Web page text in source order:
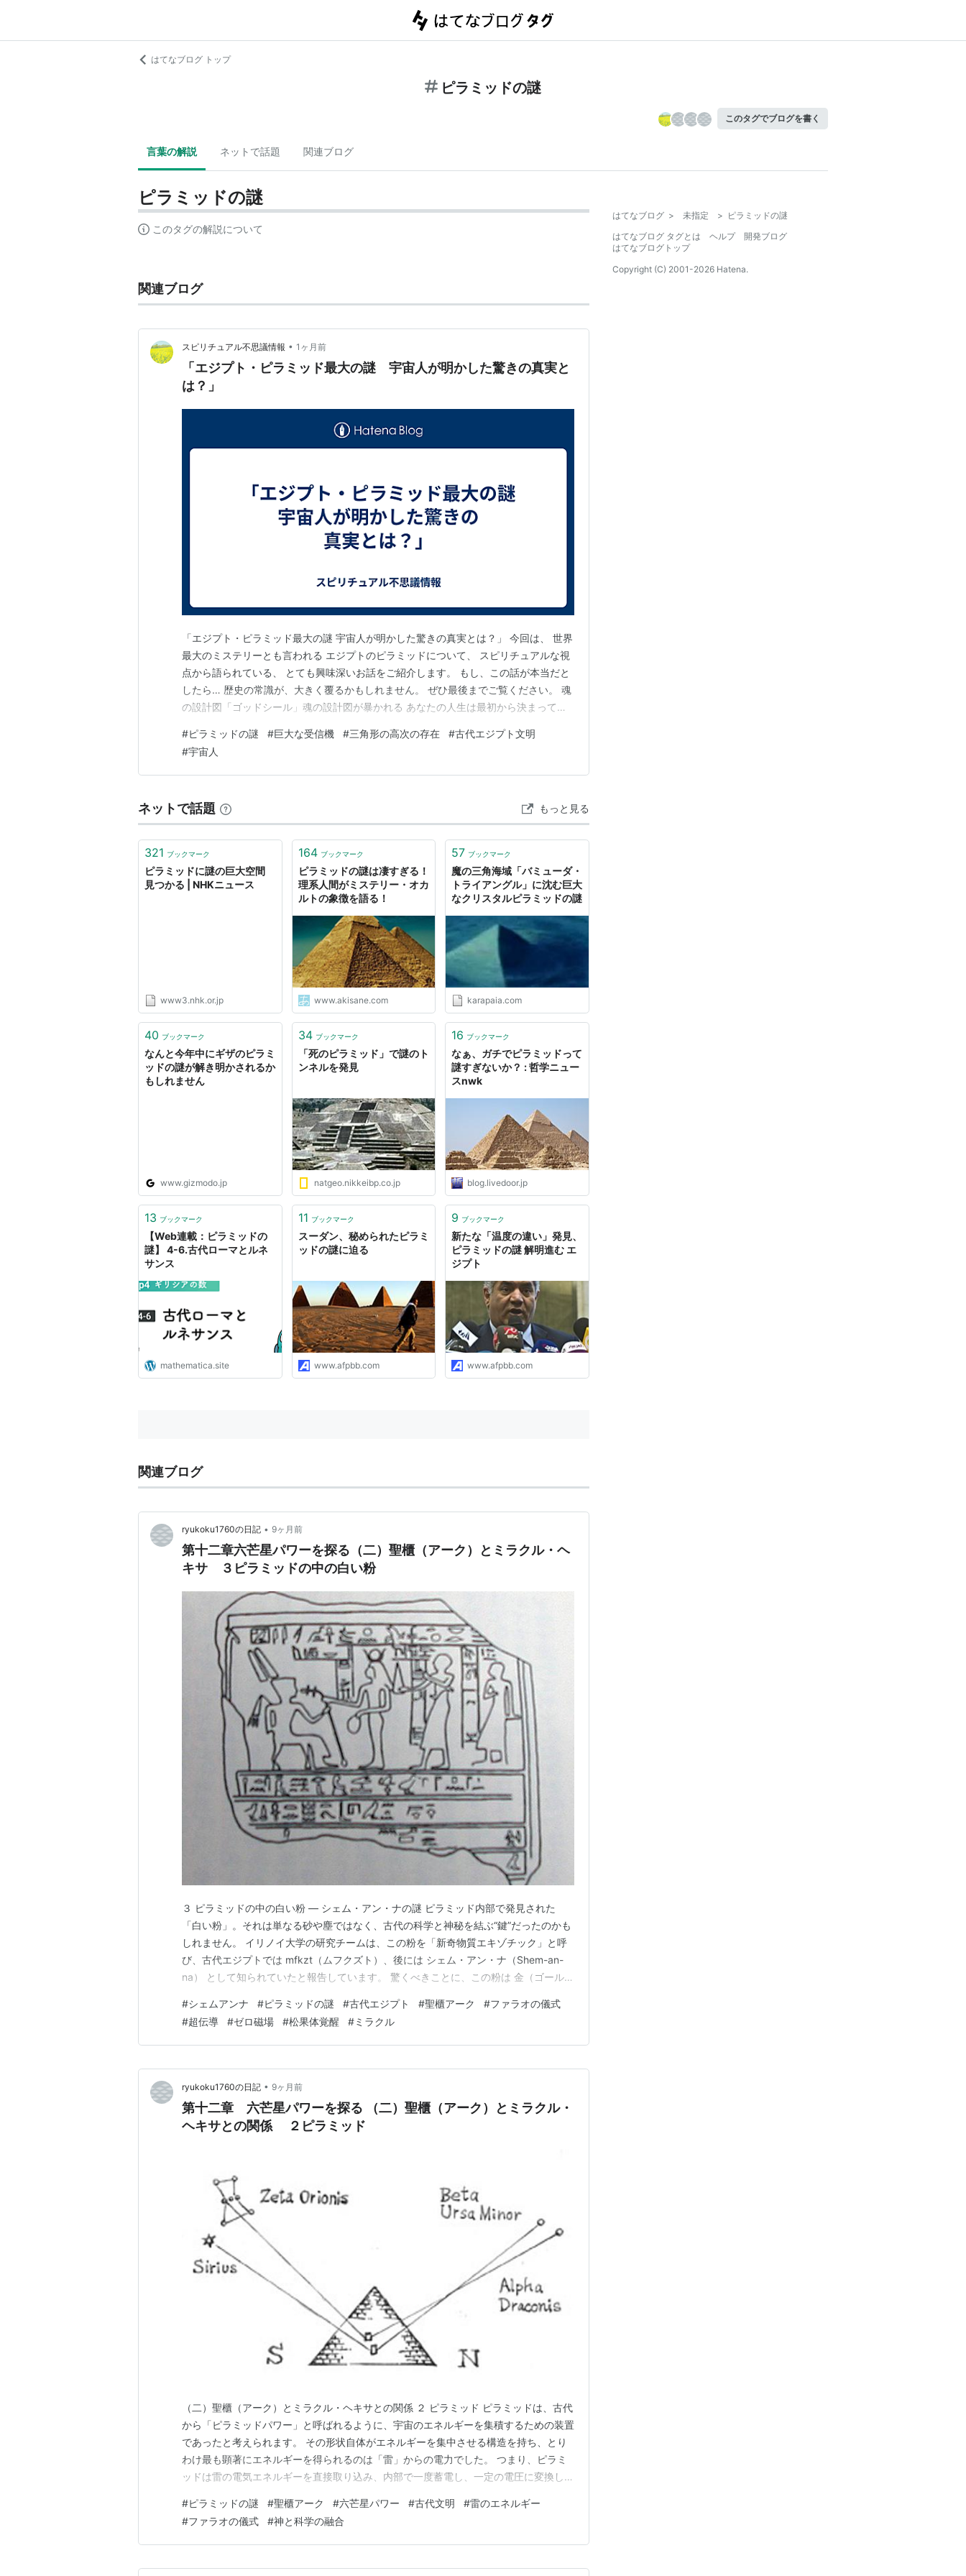
はてなブログ トップ
ピラミッドの謎
このタグでブログを書く
言葉の解説 ネットで話題 関連ブログ
ピラミッドの謎
このタグの解説について
関連ブログ
スピリチュアル不思議情報 • 1ヶ月前
「エジプト・ピラミッド最大の謎 宇宙人が明かした驚きの真実と
は？」
「エジプト・ピラミッド最大の謎 宇宙人が明かした驚きの真実とは？」 今回は、 世界
最大のミステリーとも言われる エジプトのピラミッドについて、 スピリチュアルな視
点から語られている、 とても興味深いお話をご紹介します。 もし、この話が本当だと
したら… 歴史の常識が、大きく覆るかもしれません。 ぜひ最後までご覧ください。 魂
の設計図「ゴッドシール」魂の設計図が暴かれる あなたの人生は最初から決まってい
より前の世界史が存在し、イエスとムハンマドが日本に来た - YouTube 【聖徳太子コ
ード】その①【臨死…
#ピラミッドの謎 #巨大な受信機 #三角形の高次の存在 #古代エジプト文明
#宇宙人
ネットで話題 もっと見る
321 ブックマーク
ピラミッドに謎の巨大空間
見つかる | NHKニュース
www3.nhk.or.jp
164 ブックマーク
ピラミッドの謎は凄すぎる！
理系人間がミステリー・オカ
ルトの象徴を語る！
www.akisane.com
57 ブックマーク
魔の三角海域「バミューダ・
トライアングル」に沈む巨大
なクリスタルピラミッドの謎
karapaia.com
40 ブックマーク
なんと今年中にギザのピラミ
ッドの謎が解き明かされるか
もしれません
www.gizmodo.jp
34 ブックマーク
「死のピラミッド」で謎のト
ンネルを発見
natgeo.nikkeibp.co.jp
16 ブックマーク
なぁ、ガチでピラミッドって
謎すぎないか？ : 哲学ニュー
スnwk
blog.livedoor.jp
13 ブックマーク
【Web連載：ピラミッドの
謎】 4-6.古代ローマとルネ
サンス
mathematica.site
11 ブックマーク
スーダン、秘められたピラミ
ッドの謎に迫る
www.afpbb.com
9 ブックマーク
新たな「温度の違い」発見、
ピラミッドの謎 解明進む エ
ジプト
www.afpbb.com
関連ブログ
ryukoku1760の日記 • 9ヶ月前
第十二章六芒星パワーを探る（二）聖櫃（アーク）とミラクル・ヘ
キサ ３ピラミッドの中の白い粉
３ ピラミッドの中の白い粉 ― シェム・アン・ナの謎 ピラミッド内部で発見された
「白い粉」。それは単なる砂や塵ではなく、古代の科学と神秘を結ぶ“鍵”だったのかも
しれません。 イリノイ大学の研究チームは、この粉を「新奇物質エキゾチック」と呼
び、古代エジプトでは mfkzt（ムフクズト）、後には シェム・アン・ナ（Shem-an-
na） として知られていたと報告しています。 驚くべきことに、この粉は 金（ゴール
をさらに高温で熱すると、金は白い光を放ちながら消失。その後に残るのが、この白い
粉「シェム・アン・ナ」――。 …
#シェムアンナ #ピラミッドの謎 #古代エジプト #聖櫃アーク #ファラオの儀式
#超伝導 #ゼロ磁場 #松果体覚醒 #ミラクル
ryukoku1760の日記 • 9ヶ月前
第十二章 六芒星パワーを探る （二）聖櫃（アーク）とミラクル・
ヘキサとの関係 ２ピラミッド
（二）聖櫃（アーク）とミラクル・ヘキサとの関係 ２ ピラミッド ピラミッドは、古代
から「ピラミッドパワー」と呼ばれるように、宇宙のエネルギーを集積するための装置
であったと考えられます。 その形状自体がエネルギーを集中させる構造を持ち、とり
わけ最も顕著にエネルギーを得られるのは「雷」からの電力でした。 つまり、ピラミ
ッドは雷の電気エネルギーを直接取り込み、内部で一度蓄電し、一定の電圧に変換して
らは蓄電池の原型とされる遺物が発見されています。 このことから、当時すでに電気
を蓄える技術が存在していたと考えられます。 ハト…
#ピラミッドの謎 #聖櫃アーク #六芒星パワー #古代文明 #雷のエネルギー
#ファラオの儀式 #神と科学の融合
はてなブログ > 未指定 > ピラミッドの謎
はてなブログ タグとは
ヘルプ
開発ブログ
はてなブログトップ
Copyright (C) 2001-2026 Hatena.